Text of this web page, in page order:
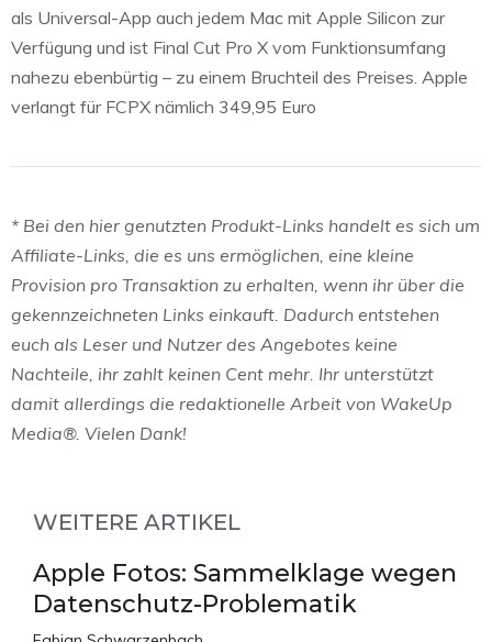
als Universal-App auch jedem Mac mit Apple Silicon zur
Verfügung und ist Final Cut Pro X vom Funktionsumfang
nahezu ebenbürtig – zu einem Bruchteil des Preises. Apple
verlangt für FCPX nämlich 349,95 Euro
* Bei den hier genutzten Produkt-Links handelt es sich um
Affiliate-Links, die es uns ermöglichen, eine kleine
Provision pro Transaktion zu erhalten, wenn ihr über die
gekennzeichneten Links einkauft. Dadurch entstehen
euch als Leser und Nutzer des Angebotes keine
Nachteile, ihr zahlt keinen Cent mehr. Ihr unterstützt
damit allerdings die redaktionelle Arbeit von WakeUp
Media®. Vielen Dank!
WEITERE ARTIKEL
Apple Fotos: Sammelklage wegen
Datenschutz-Problematik